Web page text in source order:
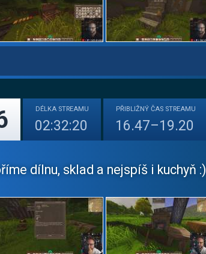
DÉLKA STREAMU
02:32:20
PŘIBLIŽNÝ ČAS STREAMU
16.47–19.20
dílnu, sklad a nejspíš i kuchyň :)